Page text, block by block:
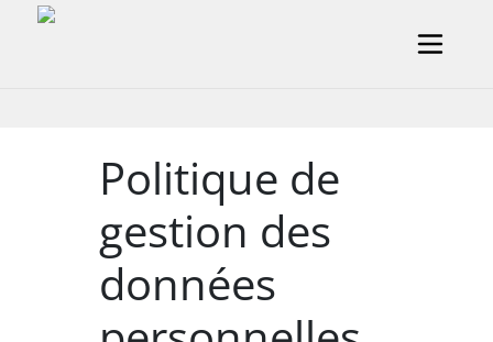
Politique de
gestion des
données